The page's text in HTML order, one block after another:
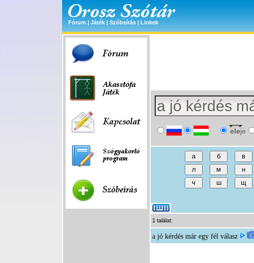
Fórum | Játék | Szóbeírás | Linkek
eleje
1 találat:
a jó kérdés már egy fél válasz